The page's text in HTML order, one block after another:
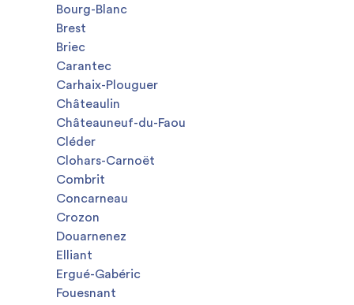
Bourg-Blanc
Brest
Briec
Carantec
Carhaix-Plouguer
Châteaulin
Châteauneuf-du-Faou
Cléder
Clohars-Carnoët
Combrit
Concarneau
Crozon
Douarnenez
Elliant
Ergué-Gabéric
Fouesnant